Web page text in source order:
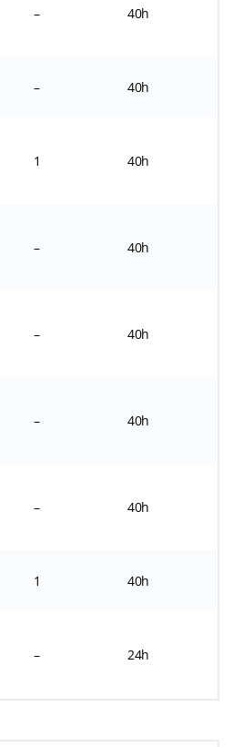
– 40h
– 40h
1 40h
– 40h
– 40h
– 40h
– 40h
1 40h
– 24h